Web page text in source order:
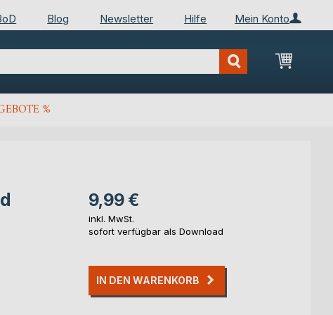
Mein Konto
Blog Newsletter Hilfe
Mein
%
9,99 €
inkl. MwSt.
sofort verfügbar als Download
IN DEN WARENKORB